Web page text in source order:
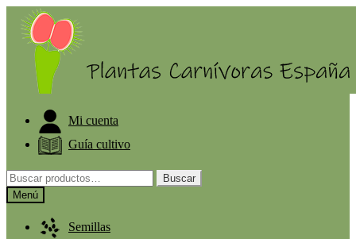
navegación
contenido
Mi cuenta
Guía cultivo
Buscar
por:
Buscar
Menú
Semillas
ELIGE PLANTA GRATIS A PARTIR DE 30€